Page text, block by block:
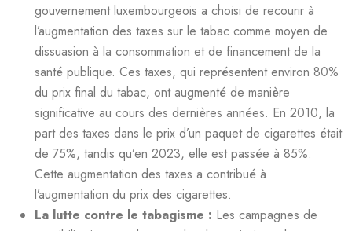
gouvernement luxembourgeois a choisi de recourir à
l’augmentation des taxes sur le tabac comme moyen de
dissuasion à la consommation et de financement de la
santé publique. Ces taxes, qui représentent environ 80%
du prix final du tabac, ont augmenté de manière
significative au cours des dernières années. En 2010, la
part des taxes dans le prix d’un paquet de cigarettes était
de 75%, tandis qu’en 2023, elle est passée à 85%.
Cette augmentation des taxes a contribué à
l’augmentation du prix des cigarettes.
La lutte contre le tabagisme : Les campagnes de